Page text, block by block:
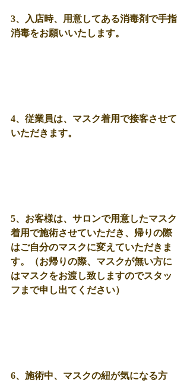
3、入店時、用意してある消毒剤で手指
消毒をお願いいたします。
4、従業員は、マスク着用で接客させて
いただきます。
5、お客様は、サロンで用意したマスク
着用で施術させていただき、帰りの際
はご自分のマスクに変えていただきま
す。（お帰りの際、マスクが無い方に
はマスクをお渡し致しますのでスタッ
フまで申し出てください）
6、施術中、マスクの紐が気になる方